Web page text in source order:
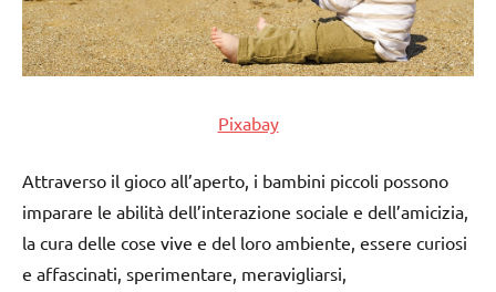
Pixabay
Attraverso il gioco all’aperto, i bambini piccoli possono
imparare le abilità dell’interazione sociale e dell’amicizia,
la cura delle cose vive e del loro ambiente, essere curiosi
e affascinati, sperimentare, meravigliarsi,